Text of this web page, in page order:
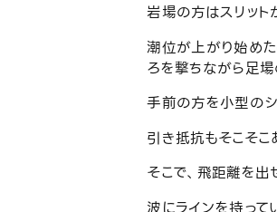
岩場の方はスリット
潮位が上がり始め
ろを撃ちながら足
手前の方を小型の
引き抵抗もそこそこ
そこで、飛距離を出